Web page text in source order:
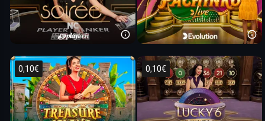
0,10€ 0,10€